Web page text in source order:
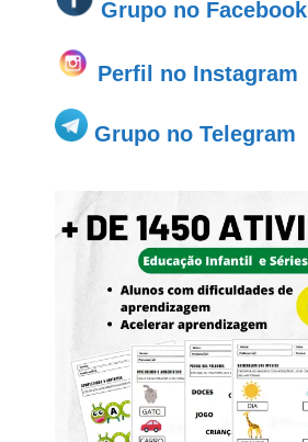
Grupo no Facebook
Perfil no Instagram
Grupo no Telegram